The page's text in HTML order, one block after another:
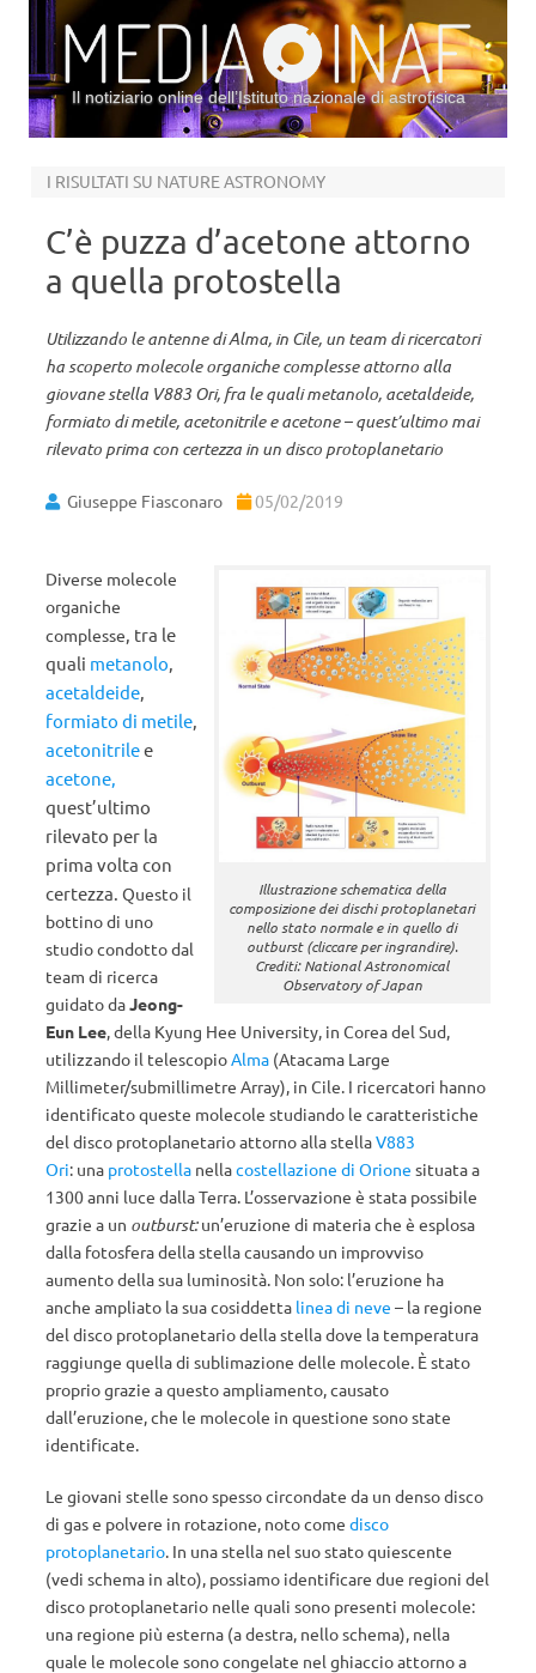
Il notiziario online dell’Istituto nazionale di astrofisica
I RISULTATI SU NATURE ASTRONOMY
C’è puzza d’acetone attorno
a quella protostella
Utilizzando le antenne di Alma, in Cile, un team di ricercatori
ha scoperto molecole organiche complesse attorno alla
giovane stella V883 Ori, fra le quali metanolo, acetaldeide,
formiato di metile, acetonitrile e acetone – quest’ultimo mai
rilevato prima con certezza in un disco protoplanetario
Giuseppe Fiasconaro 05/02/2019
Illustrazione schematica della
composizione dei dischi protoplanetari
nello stato normale e in quello di
outburst (cliccare per ingrandire).
Crediti: National Astronomical
Observatory of Japan
Diverse molecole
organiche
complesse, tra le
quali metanolo,
acetaldeide,
formiato di metile,
acetonitrilee
acetone,
quest’ultimo
rilevato per la
prima volta con
certezza. Questo il
bottino di uno
studio condotto dal
team di ricerca
guidato daJeong-
Eun Lee, della Kyung Hee University, in Corea del Sud,
utilizzando il telescopioAlma (Atacama Large
Millimeter/submillimetre Array), in Cile. I ricercatori hanno
identificato queste molecole studiando le caratteristiche
del disco protoplanetario attorno alla stellaV883
Ori: una protostella nellacostellazione di Orione situata a
1300 anni luce dalla Terra. L’osservazione è stata possibile
grazie a un outburst: un’eruzione di materia che è esplosa
dalla fotosfera della stella causando un improvviso
aumento della sua luminosità. Non solo: l’eruzione ha
anche ampliato la sua cosiddetta linea di neve – la regione
del disco protoplanetario della stella dove la temperatura
raggiunge quella di sublimazione delle molecole. È stato
proprio grazie a questo ampliamento, causato
dall’eruzione, che le molecole in questione sono state
identificate.
Le giovani stelle sono spesso circondate da un denso disco
di gas e polvere in rotazione, noto come disco
protoplanetario. In una stella nel suo stato quiescente
(vedi schema in alto), possiamo identificare due regioni del
disco protoplanetario nelle quali sono presenti molecole:
una regione più esterna (a destra, nello schema), nella
quale le molecole sono congelate nel ghiaccio attorno a